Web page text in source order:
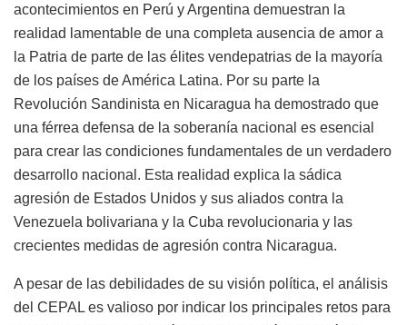
acontecimientos en Perú y Argentina demuestran la
realidad lamentable de una completa ausencia de amor a
la Patria de parte de las élites vendepatrias de la mayoría
de los países de América Latina. Por su parte la
Revolución Sandinista en Nicaragua ha demostrado que
una férrea defensa de la soberanía nacional es esencial
para crear las condiciones fundamentales de un verdadero
desarrollo nacional. Esta realidad explica la sádica
agresión de Estados Unidos y sus aliados contra la
Venezuela bolivariana y la Cuba revolucionaria y las
crecientes medidas de agresión contra Nicaragua.
A pesar de las debilidades de su visión política, el análisis
del CEPAL es valioso por indicar los principales retos para